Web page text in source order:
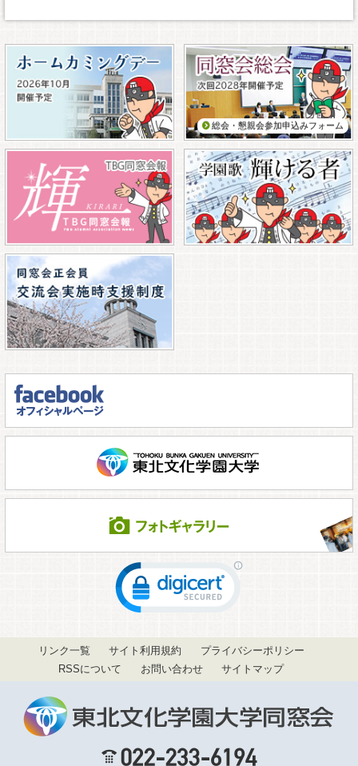
総会・懇親会参加申込みフォーム
リンク一覧 サイト利用規約
プライバシーポリシー
RSSについて
お問い合わせ サイトマップ